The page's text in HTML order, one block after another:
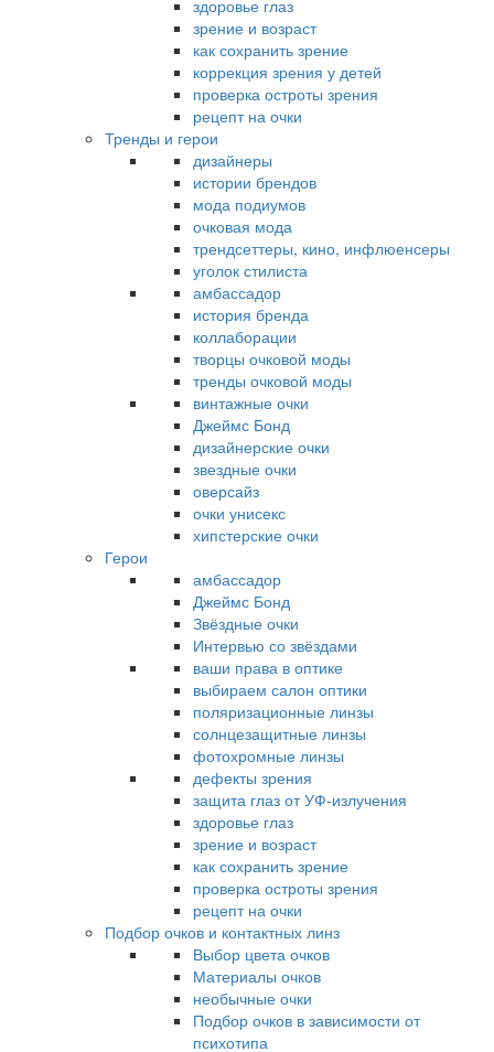
здоровье глаз
зрение и возраст
как сохранить зрение
коррекция зрения у детей
проверка остроты зрения
рецепт на очки
Тренды и герои
дизайнеры
истории брендов
мода подиумов
очковая мода
трендсеттеры, кино, инфлюенсеры
уголок стилиста
амбассадор
история бренда
коллаборации
творцы очковой моды
тренды очковой моды
винтажные очки
Джеймс Бонд
дизайнерские очки
звездные очки
оверсайз
очки унисекс
хипстерские очки
Герои
амбассадор
Джеймс Бонд
Звёздные очки
Интервью со звёздами
ваши права в оптике
выбираем салон оптики
поляризационные линзы
солнцезащитные линзы
фотохромные линзы
дефекты зрения
защита глаз от УФ-излучения
здоровье глаз
зрение и возраст
как сохранить зрение
проверка остроты зрения
рецепт на очки
Подбор очков и контактных линз
Выбор цвета очков
Материалы очков
необычные очки
Подбор очков в зависимости от
психотипа